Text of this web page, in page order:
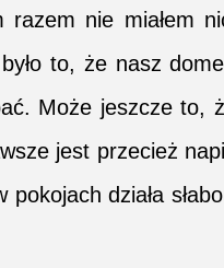
nie miałem
to, że nasz
Może jeszcze to,
jest przecież
działa